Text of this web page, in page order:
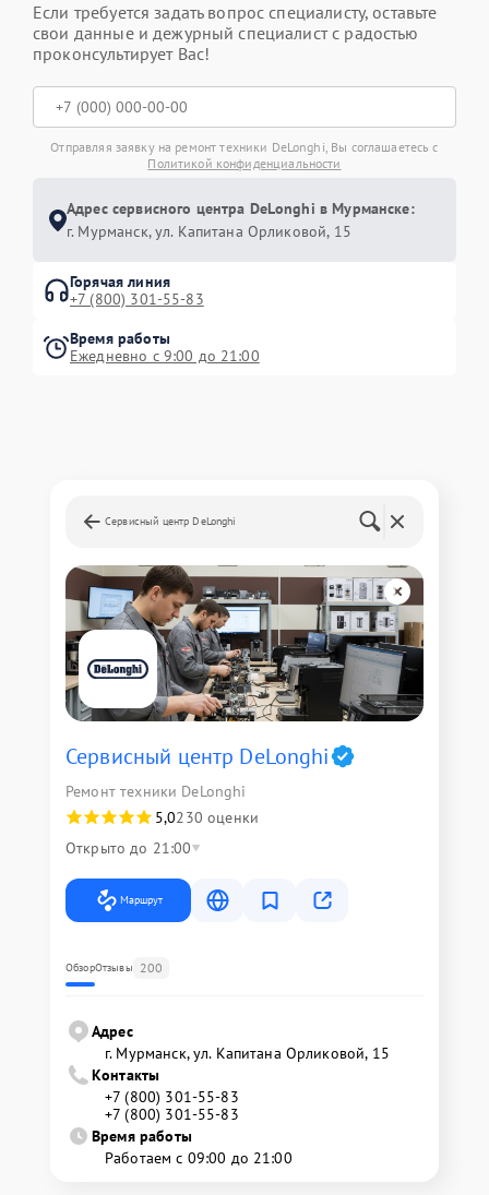
Если требуется задать вопрос специалисту, оставьте
свои данные и дежурный специалист с радостью
проконсультирует Вас!
Отправляя заявку на ремонт техники DeLonghi, Вы соглашаетесь с
Политикой конфиденциальности
Адрес сервисного центра DeLonghi в Мурманске:
г. Мурманск, ул. Капитана Орликовой, 15
Горячая линия
+7 (800) 301-55-83
Время работы
Ежедневно с 9:00 до 21:00
Сервисный центр DeLonghi
Сервисный центр DeLonghi
Ремонт техники DeLonghi
5,0230 оценки
Открыто до 21:00
Маршрут
ОбзорОтзывы 200
Адрес
г. Мурманск, ул. Капитана Орликовой, 15
Контакты
+7 (800) 301-55-83
+7 (800) 301-55-83
Время работы
Работаем с 09:00 до 21:00